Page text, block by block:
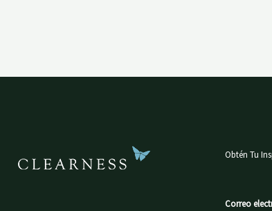
Obtén Tu
Correo